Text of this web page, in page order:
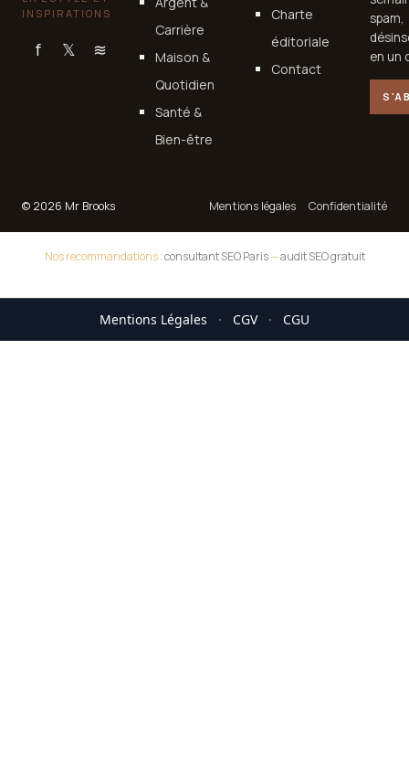
INSPIRATIONS
f 𝕏 ≋
Carrière
Maison &
Quotidien
Santé &
Bien-être
Charte
éditoriale
Contact
spam,
en un
© 2026 Mr Brooks Mentions légales Confidentialité
Nos recommandations :consultant SEO Paris—audit SEO gratuit
Mentions Légales · CGV · CGU